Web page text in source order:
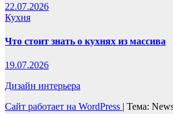
22.07.2026
Кухня
Что стоит знать о кухнях из массива
19.07.2026
Дизайн интерьера
Сайт работает на WordPress | Тема: